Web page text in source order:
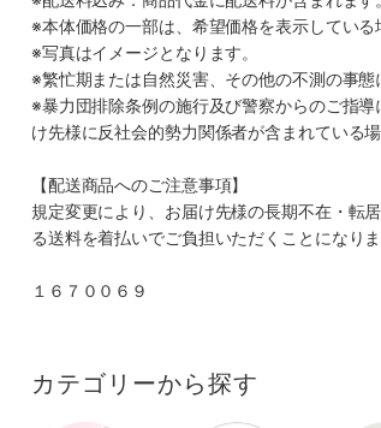
※本体価格の一部は、希望価格を表示している
※写真はイメージとなります。
※繁忙期または自然災害、その他の不測の事
※暴力団排除条例の施行及び警察からのご指
け先様に反社会的勢力関係者が含まれている
【配送商品へのご注意事項】
規定変更により、お届け先様の長期不在・転
る送料を着払いでご負担いただくことになり
１６７００６９
カテゴリーから探す